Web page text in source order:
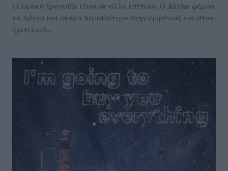
ελληνικό τραγούδι είναι σε άλλο επίπεδο. Ο Akylas φέρνει
τα πάντα και ακόμα περισσότερα στην εμφάνισή του στον
ημιτελικό».